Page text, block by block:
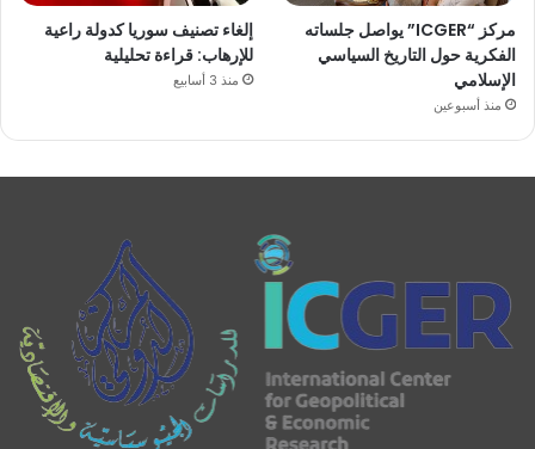
مركز “ICGER” يواصل جلساته
الفكرية حول التاريخ السياسي
الإسلامي
منذ أسبوعين
إلغاء تصنيف سوريا كدولة راعية
للإرهاب: قراءة تحليلية
منذ 3 أسابيع